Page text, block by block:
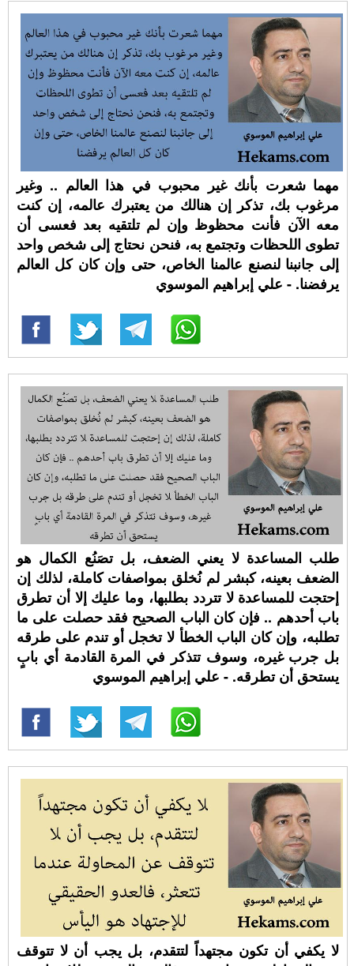
مهما شعرت بأنك غير محبوب في هذا العالم .. وغير
مرغوب بك، تذكر إن هنالك من يعتبرك عالمه، إن كنت
معه الآن فأنت محظوظ وإن لم تلتقيه بعد فعسى أن
تطوى اللحظات وتجتمع به، فنحن نحتاج إلى شخص واحد
إلى جانبنا لنصنع عالمنا الخاص، حتى وإن كان كل العالم
يرفضنا. - علي إبراهيم الموسوي
طلب المساعدة لا يعني الضعف، بل تصَنُع الكمال هو
الضعف بعينه، كبشر لم نُخلق بمواصفات كاملة، لذلك إن
إحتجت للمساعدة لا تتردد بطلبها، وما عليك إلا أن تطرق
باب أحدهم .. فإن كان الباب الصحيح فقد حصلت على ما
تطلبه، وإن كان الباب الخطأ لا تخجل أو تندم على طرقه
بل جرب غيره، وسوف تتذكر في المرة القادمة أي بابٍ
يستحق أن تطرقه. - علي إبراهيم الموسوي
لا يكفي أن تكون مجتهداً لتتقدم، بل يجب أن لا تتوقف